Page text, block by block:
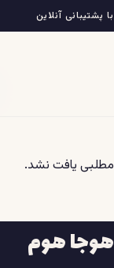
رفتن
به
پشتیبانی آنلاین
مطلبی یافت نشد.
هوجا هوم